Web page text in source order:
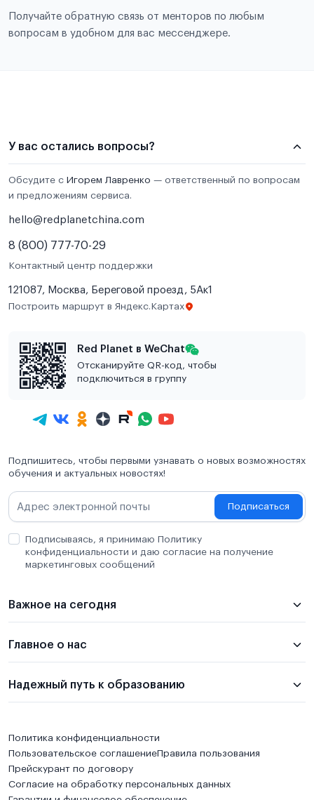
Получайте обратную связь от менторов по любым
вопросам в удобном для вас мессенджере.
У вас остались вопросы?
Обсудите с Игорем Лавренко — ответственный по вопросам
и предложениям сервиса.
hello@redplanetchina.com
8 (800) 777-70-29
Контактный центр поддержки
121087, Москва, Береговой проезд, 5Ак1
Построить маршрут в Яндекс.Картах
Red Planet в WeChat
Отсканируйте QR-код, чтобы
подключиться в группу
Подпишитесь, чтобы первыми узнавать о новых возможностях
обучения и актуальных новостях!
Подписаться
Подписываясь, я принимаю Политику
конфиденциальности и даю согласие на получение
маркетинговых сообщений
Важное на сегодня
Главное о нас
Надежный путь к образованию
Политика конфиденциальности
Пользовательское соглашениеПравила пользования
Прейскурант по договору
Согласие на обработку персональных данных